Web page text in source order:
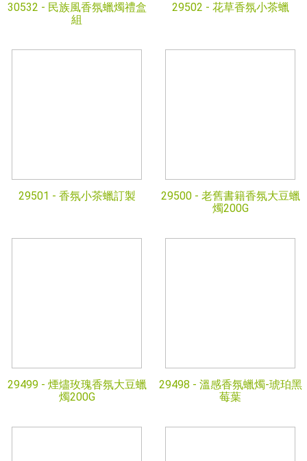
30532 - 民族風香氛蠟燭禮盒
組
29502 - 花草香氛小茶蠟
29501 - 香氛小茶蠟訂製 29500 - 老舊書籍香氛大豆蠟
燭200G
29499 - 煙燼玫瑰香氛大豆蠟
燭200G
29498 - 溫感香氛蠟燭-琥珀黑
莓葉